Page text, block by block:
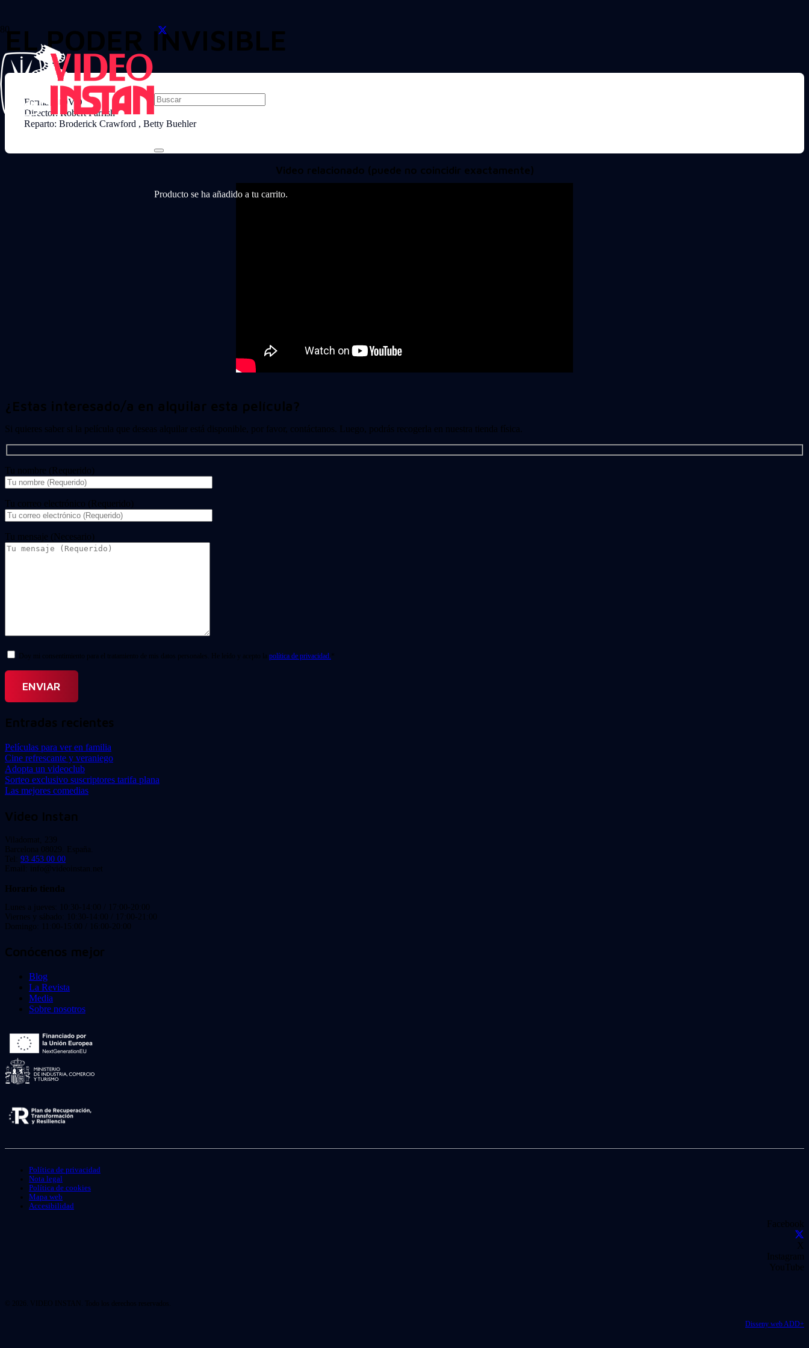
Producto se ha añadido a tu carrito.
EL PODER INVISIBLE
Formato: DVD
Director: Robert Parrish
Reparto: Broderick Crawford , Betty Buehler
Video relacionado (puede no coincidir exactamente)
¿Estas interesado/a en alquilar esta película?
Si quieres saber si la película que deseas alquilar está disponible, por favor, contáctanos. Luego, podrás recogerla en nuestra tienda física.
Tu nombre (Requerido)
Tu correo electrónico (Requerido)
Tu mensaje (Necesario)
Doy mi consentimiento para el tratamiento de mis datos personales. He leído y acepto la política de privacidad. *
Entradas recientes
Películas para ver en familia
Cine refrescante y veraniego
Adopta un videoclub
Sorteo exclusivo suscriptores tarifa plana
Las mejores comedias
Video Instan
Viladomat, 239
Barcelona 08029. España.
Tel: 93 453 00 00
Email: info@videoinstan.net
Horario tienda
Lunes a jueves: 10:30-14:00 / 17:00-20:00
Viernes y sábado: 10:30-14:00 / 17:00-21:00
Domingo: 11:00-15:00 / 16:00-20:00
Conócenos mejor
Blog
La Revista
Media
Sobre nosotros
Política de privacidad
Nota legal
Política de cookies
Mapa web
Accesibilidad
Facebook
X
Instagram
YouTube
© 2026. VIDEO INSTAN. Todo los derechos reservados.
Disseny web ADD+